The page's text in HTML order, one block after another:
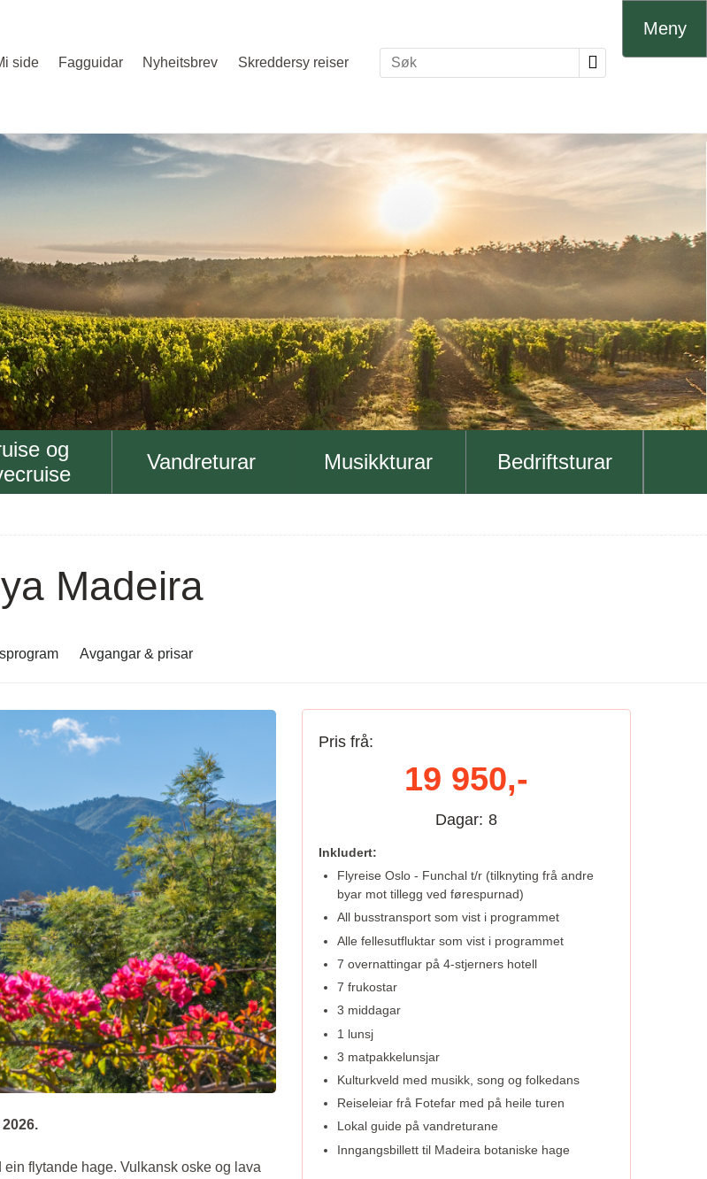
side Fagguidar Nyheitsbrev Skreddersy reiser
og
Vandreturar Musikkturar Bedriftsturar
Madeira
Avgangar & prisar
flytande hage. Vulkansk oske og lava
Pris frå:
19 950,-
Dagar: 8
Inkludert:
Flyreise Oslo - Funchal t/r (tilknyting frå andre
byar mot tillegg ved førespurnad)
All busstransport som vist i programmet
Alle fellesutfluktar som vist i programmet
7 overnattingar på 4-stjerners hotell
7 frukostar
3 middagar
1 lunsj
3 matpakkelunsjar
Kulturkveld med musikk, song og folkedans
Reiseleiar frå Fotefar med på heile turen
Lokal guide på vandreturane
Inngangsbillett til Madeira botaniske hage
Meny